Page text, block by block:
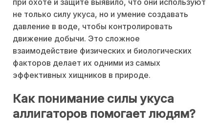
не только силу укуса, но и умение создавать
давление в воде, чтобы контролировать
движение добычи. Это сложное
взаимодействие физических и биологических
факторов делает их одними из самых
эффективных хищников в природе.
Как понимание силы укуса
аллигаторов помогает людям?